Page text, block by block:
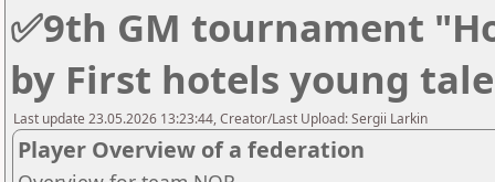
✅9th GM tournament
by First hotels young
Last update 23.05.2026 13:23:44, Creator/Last Upload: Sergii Larkin
Player Overview of a federation